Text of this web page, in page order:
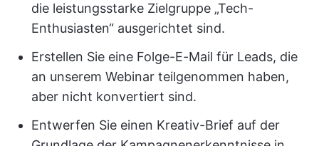
die leistungsstarke Zielgruppe „Tech-
Enthusiasten“ ausgerichtet sind.
Erstellen Sie eine Folge-E-Mail für Leads, die
an unserem Webinar teilgenommen haben,
aber nicht konvertiert sind.
Entwerfen Sie einen Kreativ-Brief auf der